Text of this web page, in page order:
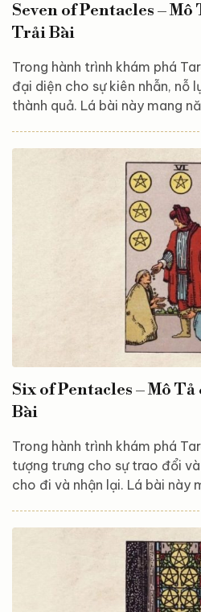
Seven of Pentacles –
Trải Bài
Trong hành trình khám phá
đại diện cho sự kiên nhẫn, nỗ
thành quả. Lá bài này mang
về những gì đã đạt được và
hướng hay không. Hãy cùng
giải mã ý nghĩa của lá bài này
của sự kiên trì và tư duy chiến
đến bạn thông qua Seven...
Six of Pentacles – Mô
Bài
Trong hành trình khám phá
tượng trưng cho sự trao đổi
cho đi và nhận lại. Lá bài này
mình có và đón nhận sự giúp
thiết. Hãy cùng Astroreka
nghĩa của lá bài này, để hiểu
lượng của sự hỗ trợ và sẻ chia